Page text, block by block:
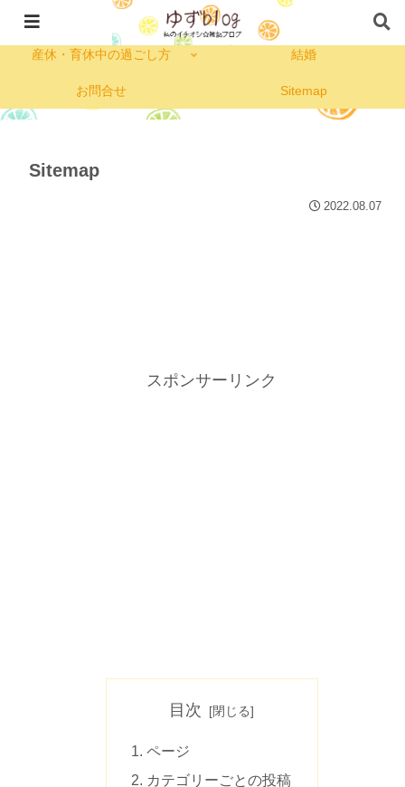
私のプロフィール
産休・育休中の過ごし方 結婚
お問合せ Sitemap
Sitemap
2022.08.07
スポンサーリンク
目次
ページ
カテゴリーごとの投稿